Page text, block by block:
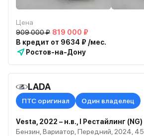
Цена
909 000 ₽ 819 000 ₽
В кредит от 9634 ₽ /мес.
Ростов-на-Дону
LADA
ПТС оригинал Один владелец
Vesta, 2022 – н.в., I Рестайлинг (NG)
Бензин, Вариатор, Передний, 2024, 45